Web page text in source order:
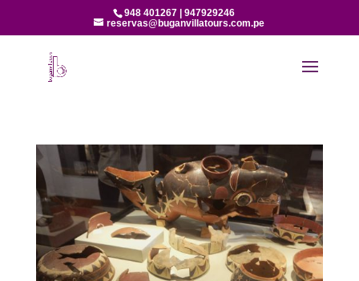
948 401267 | 947929246
reservas@buganvillatours.com.pe